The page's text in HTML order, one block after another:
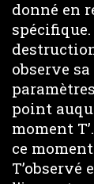
donné en
spécifique.
observe
point
moment
ce
T’observé